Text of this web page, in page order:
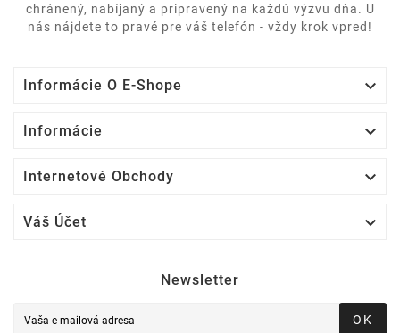
chránený, nabíjaný a pripravený na každú výzvu dňa. U
nás nájdete to pravé pre váš telefón - vždy krok vpred!
Informácie O E-Shope 
Informácie 
Internetové Obchody 
Váš Účet 
Newsletter
OK